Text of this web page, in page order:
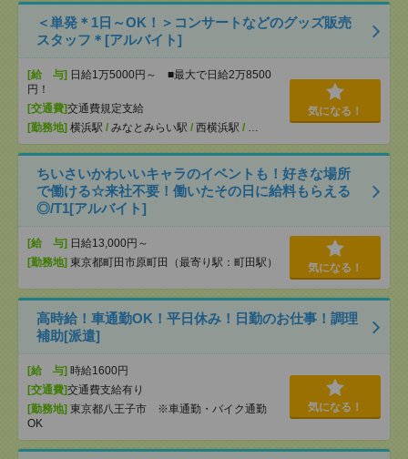
＜単発＊1日～OK！＞コンサートなどのグッズ販売
スタッフ＊[アルバイト]
[給 与] 日給1万5000円～ ■最大で日給2万8500
円！
[交通費]交通費規定支給
[勤務地] 横浜駅 / みなとみらい駅 / 西横浜駅 / …
気になる！
ちいさいかわいいキャラのイベントも！好きな場所
で働ける☆来社不要！働いたその日に給料もらえる
◎/T1[アルバイト]
[給 与] 日給13,000円～
[勤務地] 東京都町田市原町田（最寄り駅：町田駅） 気になる！
高時給！車通勤OK！平日休み！日勤のお仕事！調理
補助[派遣]
[給 与] 時給1600円
[交通費]交通費支給有り
[勤務地] 東京都八王子市 ※車通勤・バイク通勤
OK
気になる！